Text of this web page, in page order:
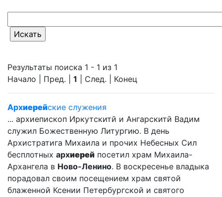
Результаты поиска 1 - 1 из 1
Начало | Пред. | 1 | След. | Конец
Архиерейские служения
... архиепископ Иркутскитй и Ангарскитй Вадим
служил Божественную Литургию. В день
Архистратига Михаила и прочих Небесных Сил
бесплотных архиерей посетил храм Михаила-
Архангела в Ново-Ленино. В воскресенье владыка
порадовал своим посещением храм святой
блаженной Ксении Петербургской и святого